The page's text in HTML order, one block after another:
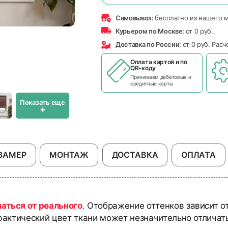
Показать еще
+
Самовывоз:бесплатно из нашего
Курьером по Москве: от 0 руб.
Доставка по России: от 0 руб.
Оплата картой и по
QR-коду
Принимаем дебетовые и
кредитные карты
МОНТАЖ ДОСТАВКА ОПЛАТА
от реального. Отображение оттенков зависит
цвет ткани может незначительно